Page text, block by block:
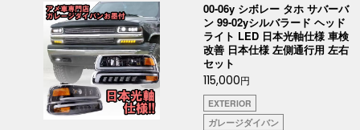
00-06y シボレー タホ サバーバ
ン 99-02yシルバラード ヘッド
ライト LED 日本光軸仕様 車検
改善 日本仕様 左側通行用 左右
セット
115,000円
EXTERIOR
ガレージダイバン